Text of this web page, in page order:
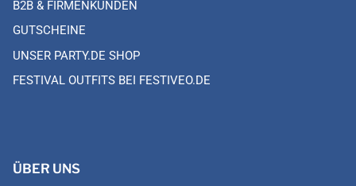
B2B & FIRMENKUNDEN
GUTSCHEINE
UNSER PARTY.DE SHOP
FESTIVAL OUTFITS BEI FESTIVEO.DE
ÜBER UNS